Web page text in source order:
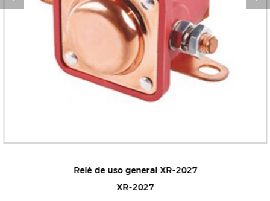
Relé de uso general XR-2027
XR-2027